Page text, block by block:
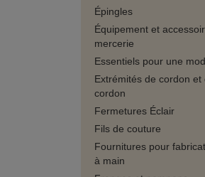
Épingles
Équipement et
mercerie
Essentiels pour une
Extrémités de cordon et
cordon
Fermetures Éclair
Fils de couture
Fournitures pour
à main